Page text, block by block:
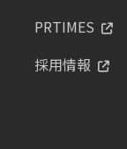
PRTIMES
採用情報